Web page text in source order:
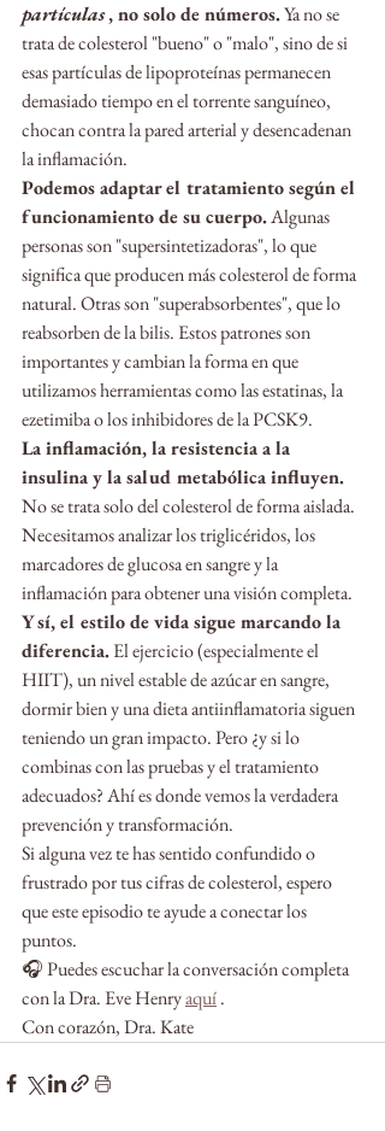
partículas, no solo de números. Ya no se
trata de colesterol "bueno" o "malo", sino de si
esas partículas de lipoproteínas permanecen
demasiado tiempo en el torrente sanguíneo,
chocan contra la pared arterial y desencadenan
la inflamación.
Podemos adaptar el tratamiento según el
funcionamiento de su cuerpo. Algunas
personas son "supersintetizadoras", lo que
significa que producen más colesterol de forma
natural. Otras son "superabsorbentes", que lo
reabsorben de la bilis. Estos patrones son
importantes y cambian la forma en que
utilizamos herramientas como las estatinas, la
ezetimiba o los inhibidores de la PCSK9.
La inflamación, la resistencia a la
insulina y la salud metabólica influyen.
No se trata solo del colesterol de forma aislada.
Necesitamos analizar los triglicéridos, los
marcadores de glucosa en sangre y la
inflamación para obtener una visión completa.
Y sí, el estilo de vida sigue marcando la
diferencia. El ejercicio (especialmente el
HIIT), un nivel estable de azúcar en sangre,
dormir bien y una dieta antiinflamatoria siguen
teniendo un gran impacto. Pero ¿y si lo
combinas con las pruebas y el tratamiento
adecuados? Ahí es donde vemos la verdadera
prevención y transformación.
Si alguna vez te has sentido confundido o
frustrado por tus cifras de colesterol, espero
que este episodio te ayude a conectar los
puntos.
🎧 Puedes escuchar la conversación completa
con la Dra. Eve Henry aquí .
Con corazón, Dra. Kate